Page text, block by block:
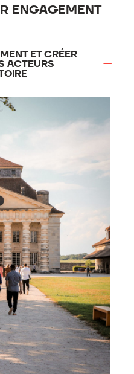
ENGAGEMENT
ET CRÉER
ACTEURS